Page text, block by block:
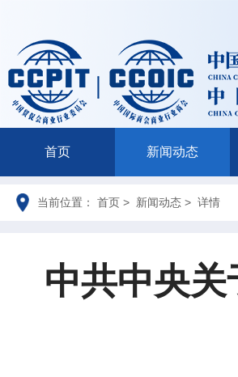
首页 新闻动态
当前位置： 首页 > 新闻动态 > 详情
中共中央